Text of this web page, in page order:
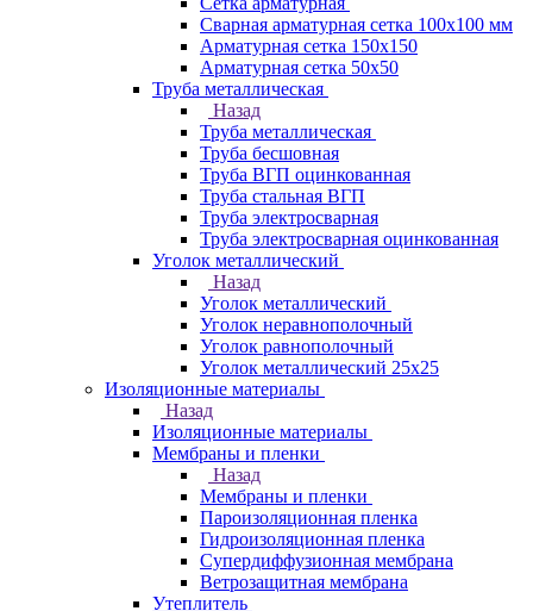
Сварная арматурная сетка 100х100 мм
Арматурная сетка 150х150
Арматурная сетка 50х50
Труба металлическая
Назад
Труба металлическая
Труба бесшовная
Труба ВГП оцинкованная
Труба стальная ВГП
Труба электросварная
Труба электросварная оцинкованная
Уголок металлический
Назад
Уголок металлический
Уголок неравнополочный
Уголок равнополочный
Уголок металлический 25х25
Изоляционные материалы
Назад
Изоляционные материалы
Мембраны и пленки
Назад
Мембраны и пленки
Пароизоляционная пленка
Гидроизоляционная пленка
Супердиффузионная мембрана
Ветрозащитная мембрана
Утеплитель